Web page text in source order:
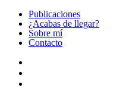
Publicaciones
¿Acabas de llegar?
Sobre mí
Contacto